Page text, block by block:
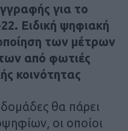
για το
Ειδική ψηφιακή
των μέτρων
από φωτιές
κοινότητας
θα πάρει
οι οποίοι